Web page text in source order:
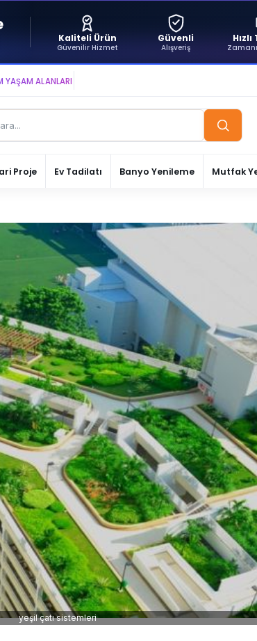
Kaliteli Ürün
Güvenilir Hizmet
Güvenli
Alışveriş
ALANLARI YARATIYOR VE YAŞATIYORUZ ● BİZİMLE DAİMA
Proje Ev Tadilatı Banyo Yenileme Mutfak
yeşil çatı sistemleri